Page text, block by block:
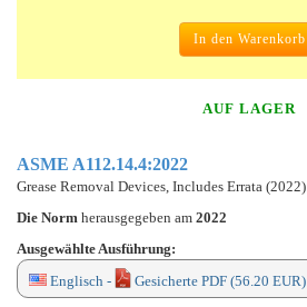
In den Warenkorb
AUF LAGER
ASME A112.14.4:2022
Grease Removal Devices, Includes Errata (2022)
Die Norm herausgegeben am 2022
Ausgewählte Ausführung:
Englisch -
Gesicherte PDF (56.20 EUR)